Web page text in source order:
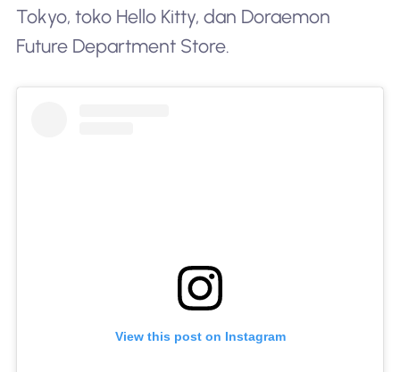
Tokyo, toko Hello Kitty, dan Doraemon
Future Department Store.
View this post on Instagram